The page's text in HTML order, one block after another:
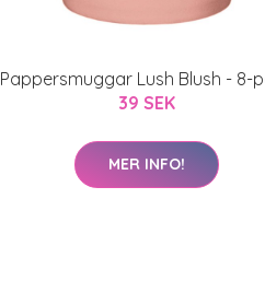
Pappersmuggar Lush Blush - 8-
39 SEK
MER INFO!